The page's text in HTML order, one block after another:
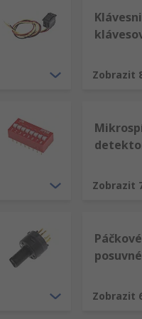
Zobrazit
Zobrazit
Zobrazit